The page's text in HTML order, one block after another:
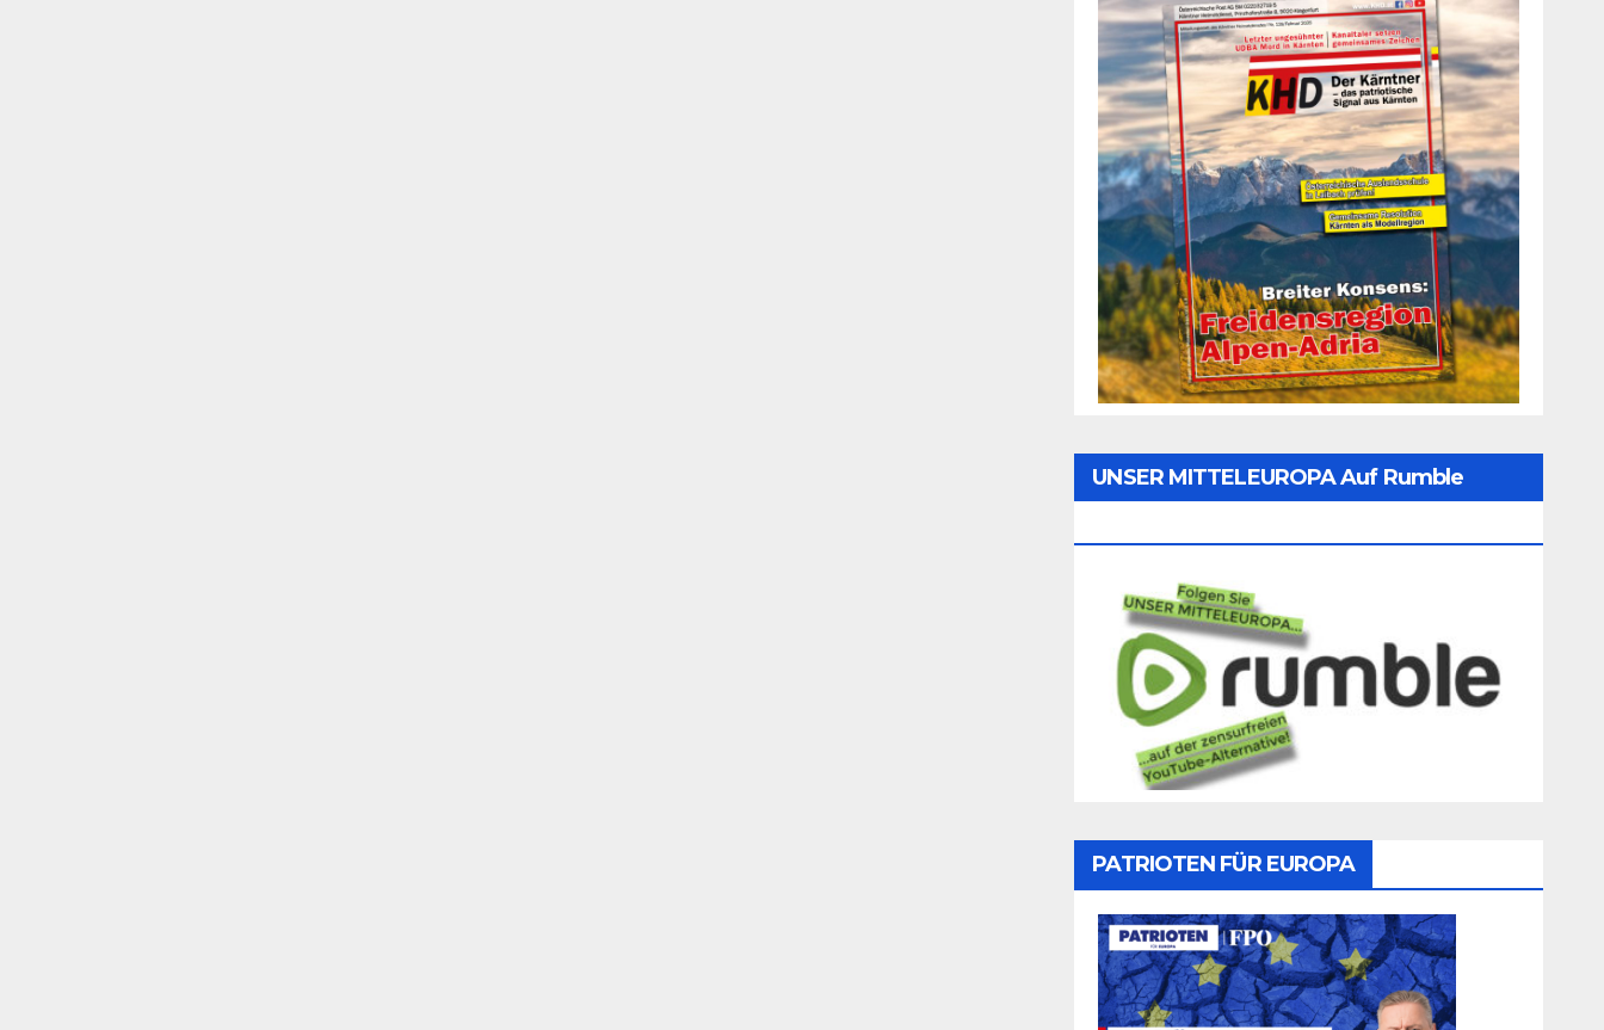
UNSER MITTELEUROPA Auf Rumble
PATRIOTEN FÜR EUROPA